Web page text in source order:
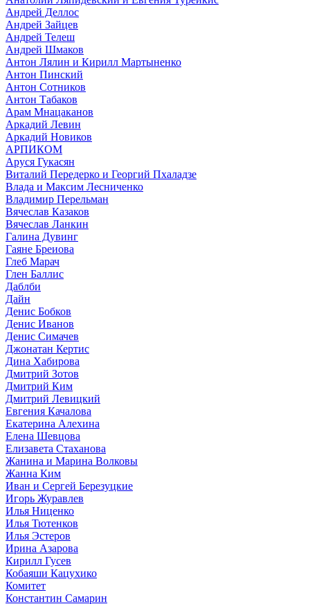
Андрей Деллос
Андрей Зайцев
Андрей Телеш
Андрей Шмаков
Антон Лялин и Кирилл Мартыненко
Антон Пинский
Антон Сотников
Антон Табаков
Арам Мнацаканов
Аркадий Левин
Аркадий Новиков
АРПИКОМ
Аруся Гукасян
Виталий Передерко и Георгий Пхаладзе
Влада и Максим Лесниченко
Владимир Перельман
Вячеслав Казаков
Вячеслав Ланкин
Галина Дувинг
Гаяне Бреиова
Глеб Марач
Глен Баллис
Даблби
Дайн
Денис Бобков
Денис Иванов
Денис Симачев
Джонатан Кертис
Дина Хабирова
Дмитрий Зотов
Дмитрий Ким
Дмитрий Левицкий
Евгения Качалова
Екатерина Алехина
Елена Шевцова
Елизавета Стаханова
Жанина и Марина Волковы
Жанна Ким
Иван и Сергей Березуцкие
Игорь Журавлев
Илья Ниценко
Илья Тютенков
Илья Эстеров
Ирина Азарова
Кирилл Гусев
Кобаяши Кацухико
Комитет
Константин Самарин